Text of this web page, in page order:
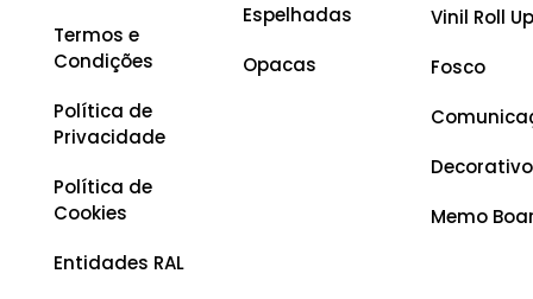
Termos e
Condições
Política de
Privacidade
Política de
Cookies
Entidades RAL
Espelhadas
Opacas
Vinil Roll Up
Fosco
Memo